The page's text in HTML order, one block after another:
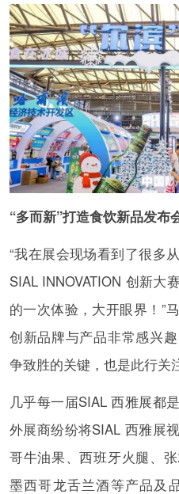
“多而新”打造食饮新品发布
“我在展会现场看到了很多
SIAL INNOVATION 创新大
的一次体验，大开眼界！”
创新品牌与产品非常感兴
争致胜的关键，也是此行关
几乎每一届SIAL 西雅展都
外展商纷纷将SIAL 西雅展
哥牛油果、西班牙火腿、
墨西哥龙舌兰酒等产品及